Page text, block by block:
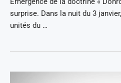
surprise. Dans la nuit du 3
unités du …